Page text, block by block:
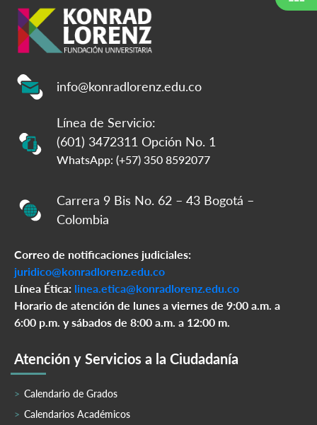
info@konradlorenz.edu.co
Línea de Servicio:
(601) 3472311 Opción No. 1
WhatsApp: (+57) 350 8592077
Carrera 9 Bis No. 62 – 43 Bogotá –
Colombia
Correo de notificaciones judiciales:
juridico@konradlorenz.edu.co
Línea Ética: linea.etica@konradlorenz.edu.co
Horario de atención de lunes a viernes de 9:00 a.m. a
6:00 p.m. y sábados de 8:00 a.m. a 12:00 m.
Atención y Servicios a la Ciudadanía
Calendario de Grados
Calendarios Académicos